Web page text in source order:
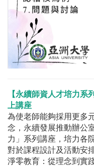
【永續師資人才培力系
上講座
為使老師能夠採用更多
念，永續發展推動辦公
力」系列講座，培力各
對於課程設計及活動安
淨零教育：從理念到實